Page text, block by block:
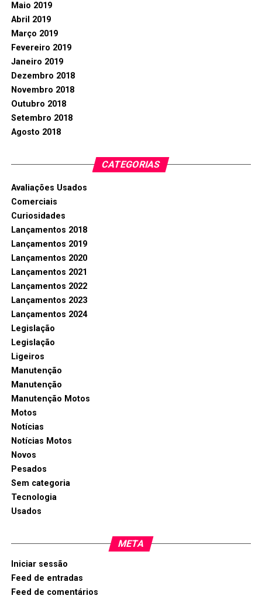
Maio 2019
Abril 2019
Março 2019
Fevereiro 2019
Janeiro 2019
Dezembro 2018
Novembro 2018
Outubro 2018
Setembro 2018
Agosto 2018
CATEGORIAS
Avaliações Usados
Comerciais
Curiosidades
Lançamentos 2018
Lançamentos 2019
Lançamentos 2020
Lançamentos 2021
Lançamentos 2022
Lançamentos 2023
Lançamentos 2024
Legislação
Legislação
Ligeiros
Manutenção
Manutenção
Manutenção Motos
Motos
Notícias
Notícias Motos
Novos
Pesados
Sem categoria
Tecnologia
Usados
META
Iniciar sessão
Feed de entradas
Feed de comentários